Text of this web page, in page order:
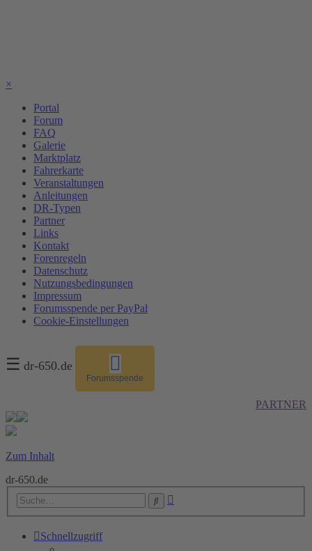
×
Portal
Forum
FAQ
Galerie
Marktplatz
Fahrerkarte
Veranstaltungen
Anleitungen
DR-Typen
Partner
Links
Kontakt
Forenregeln
Datenschutz
Nutzungsbedingungen
Impressum
Forumsspende per PayPal
Cookie-Einstellungen
☰ dr-650.de
Forumsspende
PARTNER
Zum Inhalt
dr-650.de
Suche
Schnellzugriff